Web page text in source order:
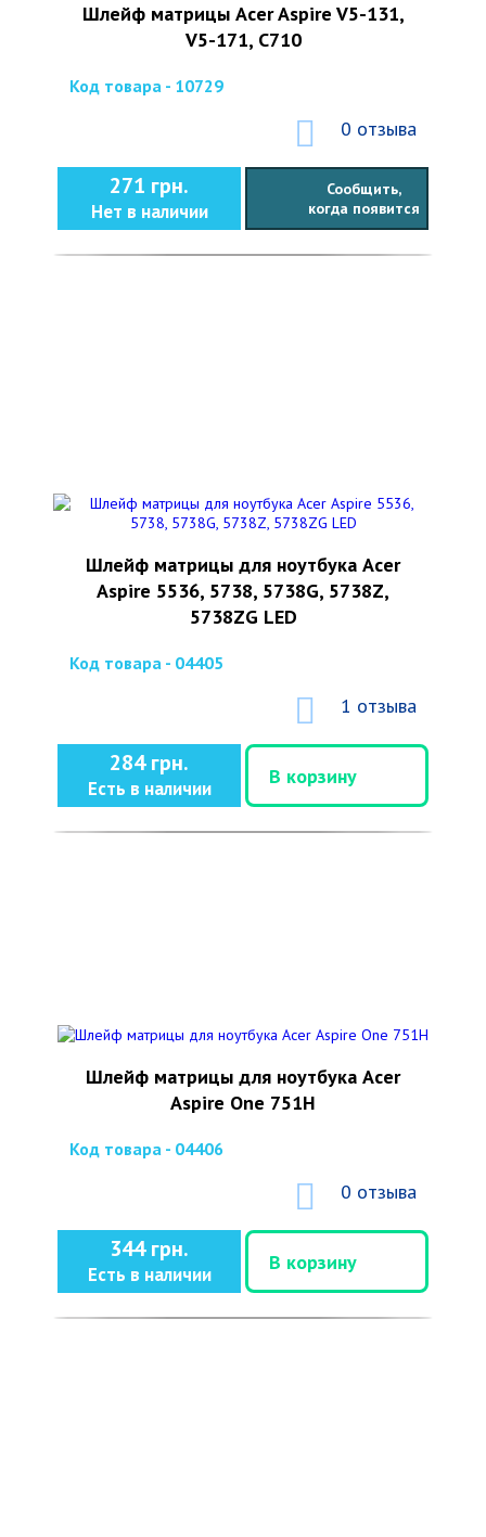
Шлейф матрицы Acer Aspire V5-131,
V5-171, C710
Код товара - 10729
0 отзыва
271 грн.
Нет в наличии
Сообщить,
когда появится
Шлейф матрицы для ноутбука Acer
Aspire 5536, 5738, 5738G, 5738Z,
5738ZG LED
Код товара - 04405
1 отзыва
284 грн.
Есть в наличии
В корзину
Шлейф матрицы для ноутбука Acer
Aspire One 751H
Код товара - 04406
0 отзыва
344 грн.
Есть в наличии
В корзину